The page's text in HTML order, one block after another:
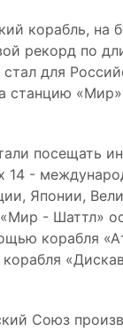
корабль, на
рекорд по
для
станцию
посещать
14 -
Японии,
- Шаттл»
корабля
Союз